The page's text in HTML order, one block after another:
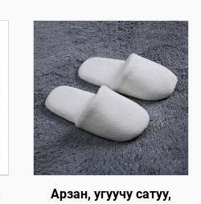
Арзан, угуучу сатуу,